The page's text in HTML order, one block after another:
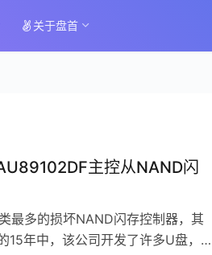
关于盘首
主控从NAND闪
最多的损坏NAND闪存控制器，其
年中，该公司开发了许多U盘，